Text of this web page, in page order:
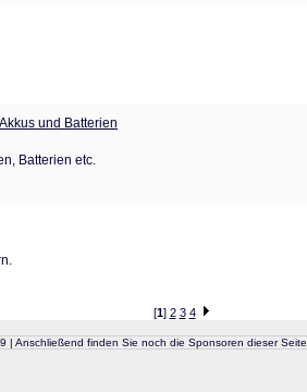
und Batterien
Batterien etc.
[1] 2 3 4
| Anschließend finden Sie noch die Sponsoren dieser Seite.